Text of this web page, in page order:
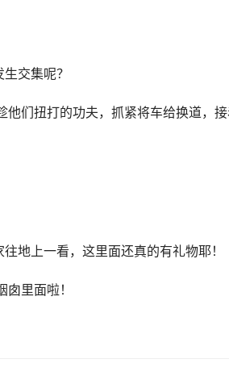
交集呢？
他们扭打的功夫，抓紧将车给换道，
地上一看，这里面还真的有礼物耶！
里面啦！